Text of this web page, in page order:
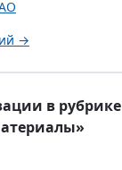
→
в рубрике